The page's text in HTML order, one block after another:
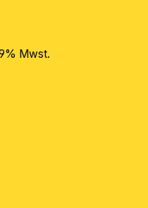
Mwst.